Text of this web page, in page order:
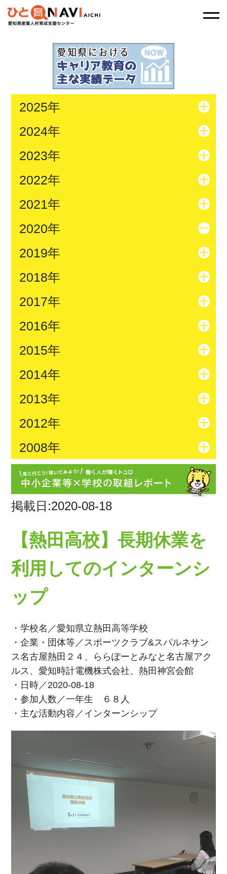
2025年
2024年
2023年
2022年
2021年
2020年
2019年
2018年
2017年
2016年
2015年
2014年
2013年
2012年
2008年
掲載日:2020-08-18
【熱田高校】長期休業を
利用してのインターンシ
ップ
・学校名／愛知県立熱田高等学校
・企業・団体等／スポーツクラブ&スパルネサン
ス名古屋熱田２４、ららぽーとみなと名古屋アク
ルス、愛知時計電機株式会社、熱田神宮会館
・日時／2020-08-18
・参加人数／一年生 ６８人
・主な活動内容／インターンシップ